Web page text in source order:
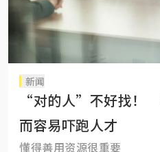
新闻
“对的人”不好找！
而容易吓跑人才
懂得善用资源很重要